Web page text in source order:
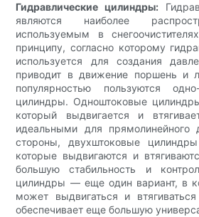
Гидравлические цилиндры:
являются наиболее
используемым в
принципу, согласно которому
используется для создания
приводит в движение поршень и
популярностью пользуются
цилиндры. Одноштоковые
который выдвигается и
идеальными для прямолинейного
стороны, двухштоковые
которые выдвигаются и
большую стабильность и
цилиндры — еще один вариант, в
может выдвигаться и
обеспечивает еще большую